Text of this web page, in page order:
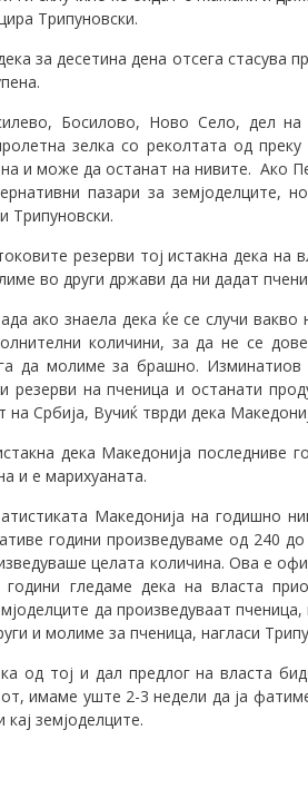
Трипуновски.
за десетина дена отсега
Босилово, Ново Село, дел на
зелка со реколтата од
и може да останат на нивите. Ако
пазари за земјоделците,
Трипуновски.
резерви тој истакна дека
во други држави да ни дадат
ако знаела дека ќе се случи
количини, за да не се
да молиме за брашно.
резерви на пченица и останати
на Србија, Вучиќ тврди дека
дека Македонија
и е марихуаната.
Македонија на годишно
години произведуваме од 240
целата количина. Ова е
години гледаме дека на власта
да произведуваат
и молиме за пченица, нагласи
од тој и дал предлог на власта
имаме уште 2-3 недели да ја
кај земјоделците.